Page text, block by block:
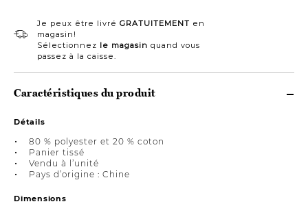
Je peux être livré GRATUITEMENT en
magasin!
Sélectionnez le magasin quand vous
passez à la caisse.
Caractéristiques du produit
Détails
80 % polyester et 20 % coton
Panier tissé
Vendu à l’unité
Pays d’origine : Chine
Dimensions